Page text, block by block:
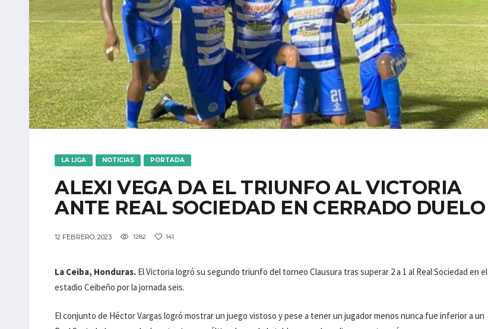
LA LIGA NOTICIAS PORTADA
ALEXI VEGA DA EL TRIUNFO AL VICTORIA
ANTE REAL SOCIEDAD EN CERRADO DUELO
12 FEBRERO, 2023 1282 141
La Ceiba, Honduras. El Victoria logró su segundo triunfo del torneo Clausura tras superar 2 a 1 al Real Sociedad en el
estadio Ceibeño por la jornada seis.
El conjunto de Héctor Vargas logró mostrar un juego vistoso y pese a tener un jugador menos nunca fue inferior a un